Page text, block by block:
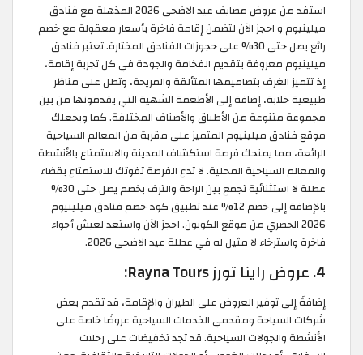
استفد من عروض مصايف عيد الاضحى 2026 المذهلة مع فنادق
ميلينيوم و احجز الآن لتضمن إقامة فاخرة بأسعار معقولة مع خصم
رائع يصل حتى 30% على حجوزات الفنادق المختارة. تعتبر فنادق
ميلينيوم معروفة بتقديم الفخامة والجودة في كل تجربة إقامة،
إذ تتميز الغرف بتصاميمها المتألقة والمريحة، وتطل على مناظر
طبيعية خلابة، إضافة إلى الأطعمة الشهية التي يقدمونها من بين
مجموعة متنوعة من الأطباق والأصناف المختلفة. كما ويجعلك
موقع فنادق ميلينيوم المتميز على مقربة من المعالم السياحية
الرائعة، مما يمنحك فرصة استكشاف المدينة والاستمتاع بالأنشطة
والمعالم السياحية المحلية. لا تدع الفرصة تفوتك للاستمتاع بقضاء
عطلة لا استثنائية تجمع بين الراحة والترف بخصم يصل حتى 30%
بالإضافة إلى خصم 12% عند تطبيق كود خصم فنادق ميلينيوم
2026 الحصري من موقع الكوبون. احجز الآن واستعد لعيش أجواء
فاخرة واسترخاء لا مثيل له في عطلة عيد الاضحى 2026.
4. عروض راينا تورز Rayna Tours:
إضافةً إلى توفير العروض على الطيران والإقامة، قد تقدم بعض
شركات السياحة ومقدمي الخدمات السياحية عروضًا خاصة على
الأنشطة والجولات السياحية. قد تجد تخفيضات على رحلات